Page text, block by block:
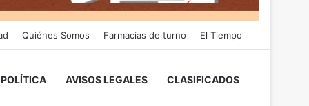
Quiénes Somos Farmacias de turno El Tiempo
POLÍTICA AVISOS LEGALES CLASIFICADOS